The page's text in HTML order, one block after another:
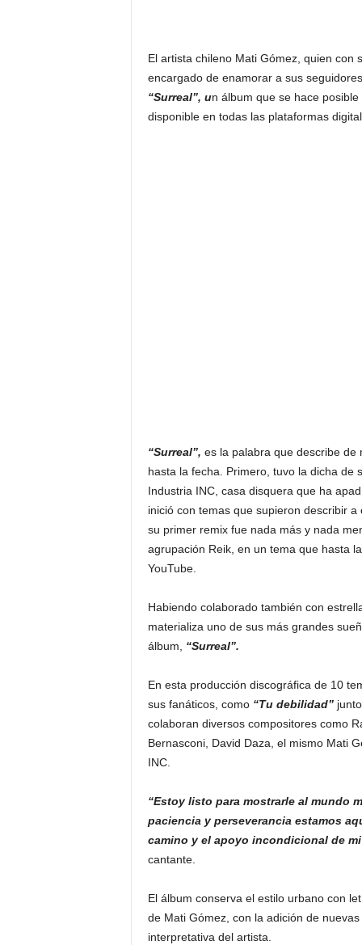
El artista chileno Mati Gómez, quien con
encargado de enamorar a sus
“Surreal”, un álbum que se hace
disponible en todas las plataformas
“Surreal”, es la palabra que describe
hasta la fecha. Primero, tuvo la dicha de
Industria INC, casa disquera que ha
inició con temas que supieron describir
su primer remix fue nada más y nada
agrupación Reik, en un tema que hasta
YouTube.
Habiendo colaborado también con
materializa uno de sus más grandes
álbum, “Surreal”.
En esta producción discográfica de 10
sus fanáticos, como “Tu debilidad”junto
colaboran diversos compositores como
Bernasconi, David Daza, el mismo Mati
INC.
“Estoy listo para mostrarle al mundo
paciencia y perseverancia estamos
camino y el apoyo incondicional de
cantante.
El álbum conserva el estilo urbano con
de Mati Gómez, con la adición de
interpretativa del artista.